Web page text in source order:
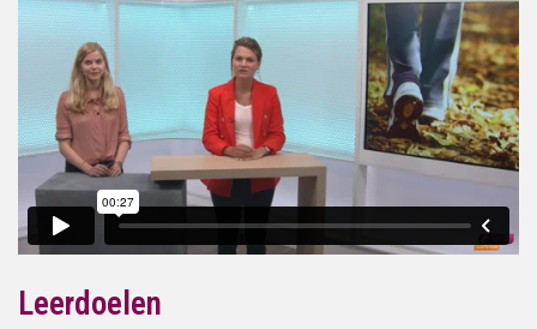
Leerdoelen